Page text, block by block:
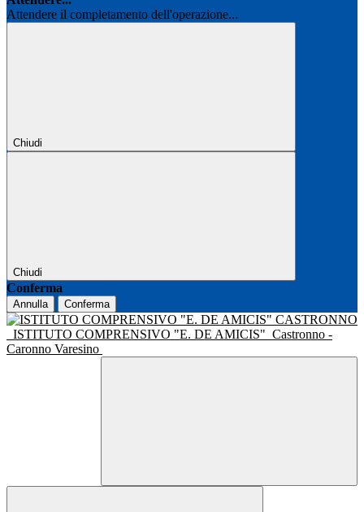
Attendere il completamento dell'operazione...
Chiudi
Chiudi
Conferma
Annulla Conferma
ISTITUTO COMPRENSIVO "E. DE AMICIS" Castronno -
Caronno Varesino